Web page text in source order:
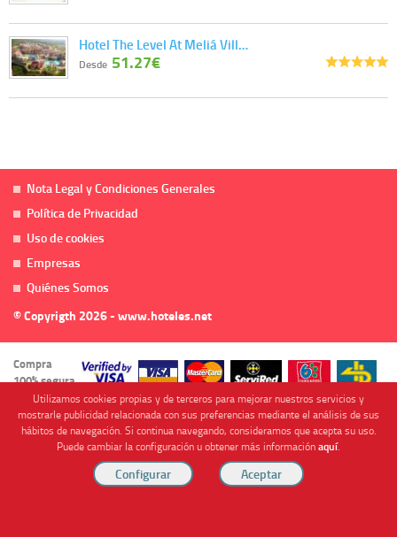
Hotel The Level At Meliá Vill…
Desde 51.27€
Nota Legal y Condiciones Generales
Política de Privacidad
Uso de cookies
Empresas
Quiénes Somos
© Copyrigth 2026 - www.hoteles.net
Compra
100% segura
Cofinanciado por
Utilizamos cookies propias y de terceros para mejorar nuestros servicios y
mostrarle publicidad relacionada con sus preferencias mediante el análisis de sus
hábitos de navegación. Si continua navegando, consideramos que acepta su uso.
Puede cambiar la configuración u obtener más informaciónaquí.